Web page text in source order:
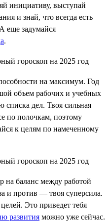
инициативу, выступай
и знай, что всегда есть
еще задумайся
.
на максимум. Год
объем рабочих и учебных
списка дел. Твоя сильная
по полочкам, поэтому
к целям по намеченному
на баланс между работой
и против — твоя суперсила.
Это приведет тебя
развития можно уже сейчас.